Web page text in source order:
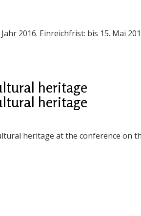
2016. Einreichfrist: bis 15. Mai
heritage
heritage
heritage at the conference on